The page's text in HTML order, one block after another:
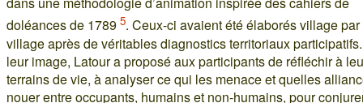
doléances de 1789 5. Ceux-ci avaient été élaborés village par
village après de véritables diagnostics territoriaux
leur image, Latour a proposé aux participants de réfléchir à
terrains de vie, à analyser ce qui les menace et quelles
nouer entre occupants, humains et non-humains, pour